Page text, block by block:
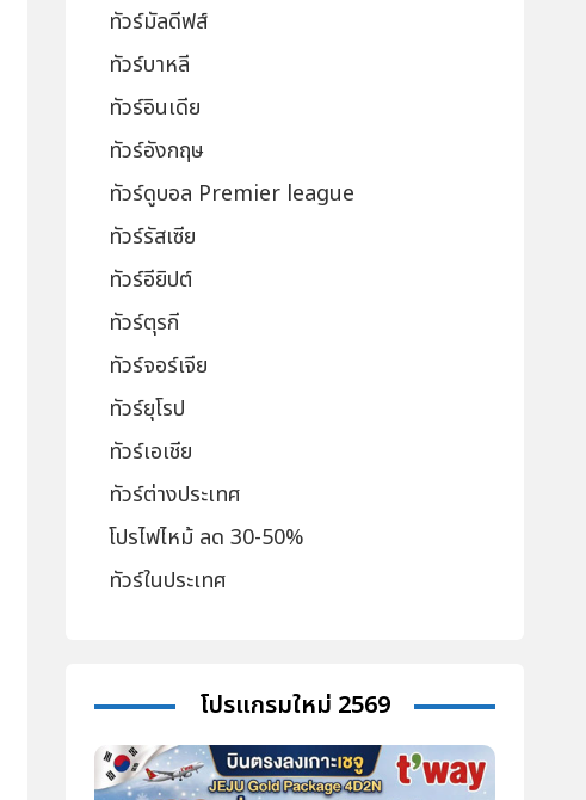
ทัวร์มัลดีฟส์
ทัวร์บาหลี
ทัวร์อินเดีย
ทัวร์อังกฤษ
ทัวร์ดูบอล Premier league
ทัวร์รัสเซีย
ทัวร์อียิปต์
ทัวร์ตุรกี
ทัวร์จอร์เจีย
ทัวร์ยุโรป
ทัวร์เอเชีย
ทัวร์ต่างประเทศ
โปรไฟไหม้ ลด 30-50%
ทัวร์ในประเทศ
โปรแกรมใหม่ 2569